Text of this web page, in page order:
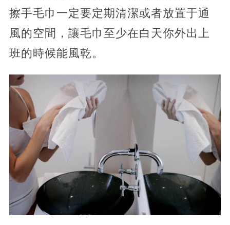
擦手毛巾一定要定期清潔或者放置于通
風的空間，讓毛巾至少在白天你外出上
班的時候能風乾。